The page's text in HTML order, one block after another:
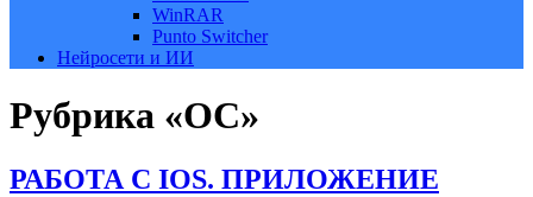
WinRAR
Punto Switcher
Нейросети и ИИ
Рубрика «ОС»
РАБОТА С IOS. ПРИЛОЖЕНИЕ